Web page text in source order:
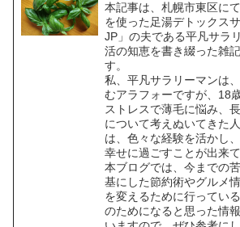
本記事は、札幌市東区に
を使った足湯デトックス
JP」の夫である平凡サラ
活の知恵を書き綴った雑
す。
私、平凡サラリーマンは
むアラフォーですが、18
ストレスで薄毛に悩み、
について考えぬいてきた
は、色々な経験を活かし
幸せに過ごすことが出来て
本ブログでは、今までの
基にした節約術やグルメ
を変えるために行ってい
のためになると思った情